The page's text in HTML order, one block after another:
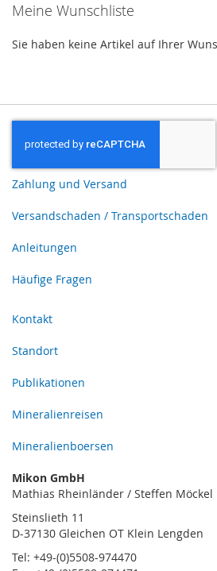
Meine Wunschliste
Sie haben keine Artikel auf Ihrer
Zahlung und Versand
Versandschaden / Transportschaden
Anleitungen
Häufige Fragen
Kontakt
Standort
Publikationen
Mineralienreisen
Mineralienboersen
Mikon GmbH
Mathias Rheinländer / Steffen Möckel
Steinslieth 11
D-37130 Gleichen OT Klein Lengden
Tel: +49-(0)5508-974470